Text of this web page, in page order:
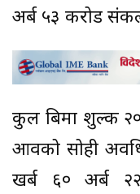
अर्ब ५३ करोड
कुल बिमा शुल्क
आवको सोही
खर्ब ६० अर्ब